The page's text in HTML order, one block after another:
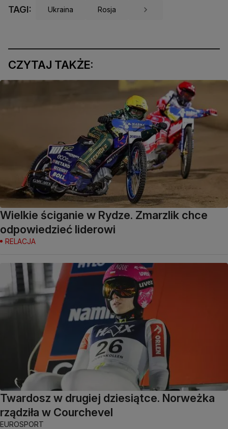
TAGI: Ukraina Rosja
CZYTAJ TAKŻE:
Wielkie ściganie w Rydze. Zmarzlik chce
odpowiedzieć liderowi
RELACJA
Twardosz w drugiej dziesiątce. Norweżka
rządziła w Courchevel
EUROSPORT